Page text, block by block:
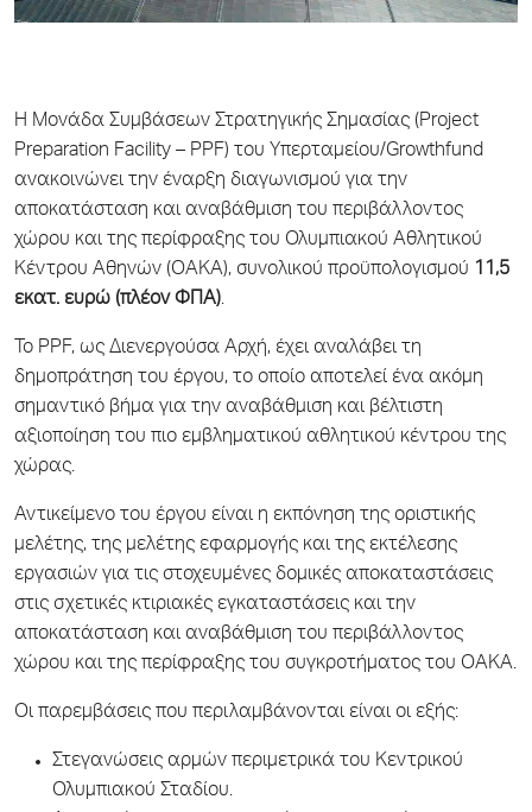
Η Μονάδα Συμβάσεων Στρατηγικής Σημασίας (Project
Preparation Facility – PPF) του Υπερταμείου/Growthfund
ανακοινώνει την έναρξη διαγωνισμού για την
αποκατάσταση και αναβάθμιση του περιβάλλοντος
χώρου και της περίφραξης του Ολυμπιακού Αθλητικού
Κέντρου Αθηνών (ΟΑΚΑ), συνολικού προϋπολογισμού
11,5
εκατ. ευρώ (πλέον ΦΠΑ).
Το PPF, ως Διενεργούσα Αρχή, έχει αναλάβει τη
δημοπράτηση του έργου, το οποίο αποτελεί ένα ακόμη
σημαντικό βήμα για την αναβάθμιση και βέλτιστη
αξιοποίηση του πιο εμβληματικού αθλητικού κέντρου της
χώρας.
Αντικείμενο του έργου είναι η εκπόνηση της οριστικής
μελέτης, της μελέτης εφαρμογής και της εκτέλεσης
εργασιών για τις στοχευμένες δομικές αποκαταστάσεις
στις σχετικές κτιριακές εγκαταστάσεις και την
αποκατάσταση και αναβάθμιση του περιβάλλοντος
χώρου και της περίφραξης του συγκροτήματος του ΟΑΚΑ.
Οι παρεμβάσεις που περιλαμβάνονται είναι οι εξής:
Στεγανώσεις αρμών περιμετρικά του Κεντρικού
Ολυμπιακού Σταδίου.